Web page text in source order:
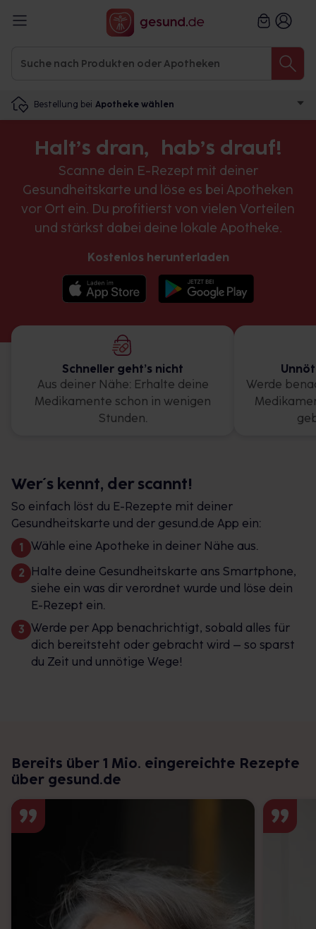
Bestellung bei Apotheke wählen
Halt’s dran, hab’s drauf!
Scanne dein E-Rezept mit deiner
Gesundheitskarte und löse es bei Apotheken
vor Ort ein. Du profitierst von vielen Vorteilen
und stärkst dabei deine lokale Apotheke.
Kostenlos herunterladen
Schneller geht’s nicht
Aus deiner Nähe: Erhalte deine
Medikamente schon in wenigen
Stunden.
Werde
Wer´s kennt, der scannt!
So einfach löst du E-Rezepte mit deiner
Gesundheitskarte und der gesund.de App ein:
Wähle eine Apotheke in deiner Nähe aus.
Halte deine Gesundheitskarte ans Smartphone,
siehe ein was dir verordnet wurde und löse dein
E-Rezept ein.
Werde per App benachrichtigt, sobald alles für
dich bereitsteht oder gebracht wird – so sparst
du Zeit und unnötige Wege!
Bereits über 1 Mio. eingereichte Rezepte
über gesund.de